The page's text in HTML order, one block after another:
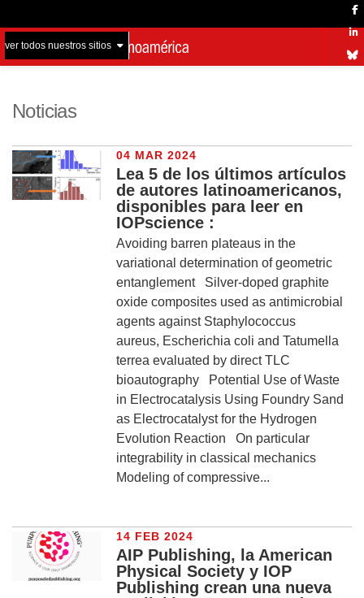
ver todos nuestros sitios
Noticias
04 MAR 2024
Lea 5 de los últimos artículos
de autores latinoamericanos,
disponibles para leer en
IOPscience :
Avoiding barren plateaus in the
variational determination of geometric
entanglement Silver-doped graphite
oxide composites used as antimicrobial
agents against Staphylococcus
aureus, Escherichia coli and Tatumella
terrea evaluated by direct TLC
bioautography Potential Use of Waste
in Electrocatalysis Using Foundry Sand
as Electrocatalyst for the Hydrogen
Evolution Reaction On particular
integrability in classical mechanics
Modeling of compressive...
14 FEB 2024
AIP Publishing, la American
Physical Society y IOP
Publishing crean una nueva